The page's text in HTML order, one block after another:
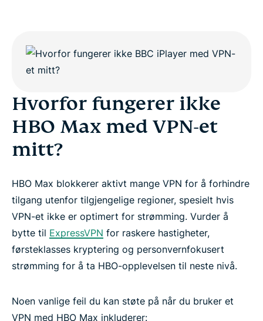
Hvorfor fungerer ikke
HBO Max med VPN-et
mitt?
HBO Max blokkerer aktivt mange VPN for å forhindre
tilgang utenfor tilgjengelige regioner, spesielt hvis
VPN-et ikke er optimert for strømming. Vurder å
bytte til ExpressVPN for raskere hastigheter,
førsteklasses kryptering og personvernfokusert
strømming for å ta HBO-opplevelsen til neste nivå.
Noen vanlige feil du kan støte på når du bruker et
VPN med HBO Max inkluderer: